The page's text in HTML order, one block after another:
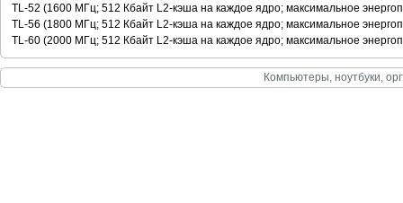
TL-52 (1600 МГц; 512 Кбайт L2-кэша на каждое ядро; максимальное
TL-56 (1800 МГц; 512 Кбайт L2-кэша на каждое ядро; максимальное
TL-60 (2000 МГц; 512 Кбайт L2-кэша на каждое ядро; максимальное
Компьютеры, ноутбуки,